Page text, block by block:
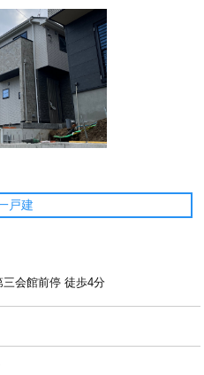
戸建
会館前停 徒歩4分